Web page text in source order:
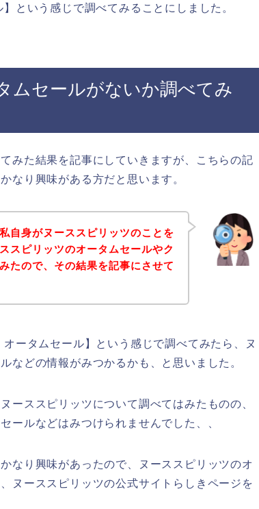
という感じで調べてみることにしました。
ムセールがないか調べてみ
みた結果を記事にしていきますが、こちらの記
なり興味がある方だと思います。
自身がヌーススピリッツのことを
スピリッツのオータムセールやク
たので、その結果を記事にさせて
ータムセール】という感じで調べてみたら、ヌ
などの情報がみつかるかも、と思いました。
ーススピリッツについて調べてはみたものの、
ールなどはみつけられませんでした、、
なり興味があったので、ヌーススピリッツのオ
ヌーススピリッツの公式サイトらしきページを